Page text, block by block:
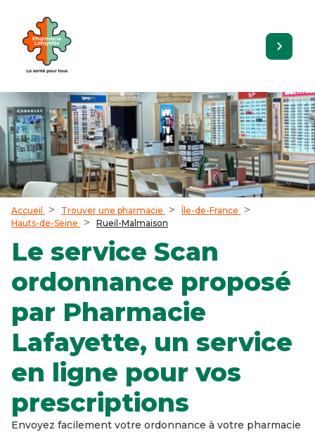
Accueil Trouver une pharmacie
Île-de-France
Hauts-de-Seine
Rueil-Malmaison
Le service Scan
ordonnance proposé
par Pharmacie
Lafayette, un service
en ligne pour vos
prescriptions
Envoyez facilement votre ordonnance à votre pharmacie